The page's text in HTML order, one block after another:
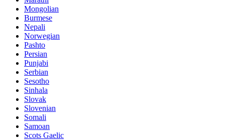
Mongolian
Burmese
Nepali
Norwegian
Pashto
Persian
Punjabi
Serbian
Sesotho
Sinhala
Slovak
Slovenian
Somali
Samoan
Scots Gaelic